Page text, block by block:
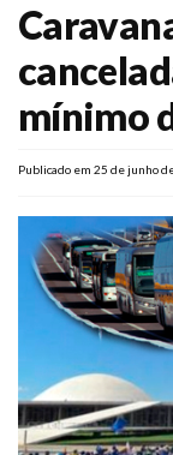
mínimo
Publicado em 25 de junho
Diretoria
O Sindicato
Agenda
Casa do Alto
Sede Campestre
Gympass Wellhub
Seguro Auto
Plano de Saúde
Assistência
Pós-graduação
Facebook